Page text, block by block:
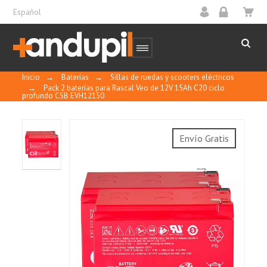
Español
Inicio → Baterías →
Sillas de ruedas y scooters eléctricos
→
Pack 2 baterías para Rascal Veo de 12V 15Ah C20 ciclo
profundo CSB EVH12150
Envío Gratis
La batería EVH esta especialmente diseñada
eléctricas manuales.
Cuando se utiliza en un entorno seguro, la
batería no requiere mantenimiento, no
necesita añadir liquidos y se puede recargar
repetidamente.
Sellada y aislada, se puede colocar en
posición horizontal, vertical y lateral, sin